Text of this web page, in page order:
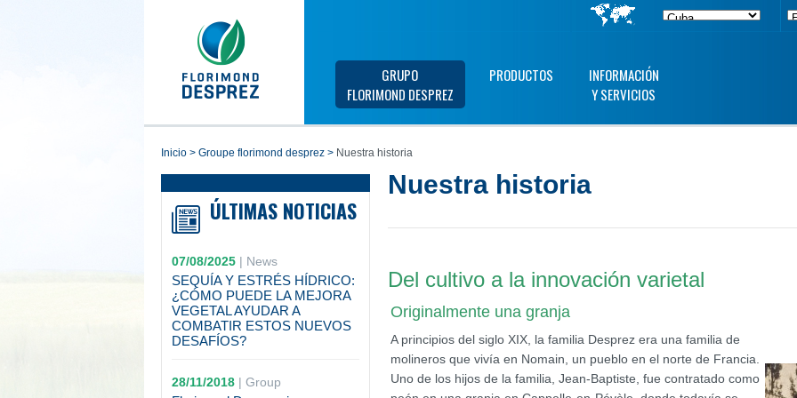
GRUPO
FLORIMOND DESPREZ
PRODUCTOS
INFORMACIÓN
Y SERVICIOS
inicio > groupe florimond desprez > Nuestra historia
ÚLTIMAS NOTICIAS
07/08/2025| News
SEQUÍA Y ESTRÉS HÍDRICO:
¿CÓMO PUEDE LA MEJORA
VEGETAL AYUDAR A
COMBATIR ESTOS NUEVOS
DESAFÍOS?
28/11/2018| Group
Nuestra historia
Del cultivo a la innovación varietal
Originalmente una granja
A principios del siglo XIX, la familia Desprez era una familia de
molineros que vivía en Nomain, un pueblo en el norte de Francia.
Uno de los hijos de la familia, Jean-Baptiste, fue contratado como